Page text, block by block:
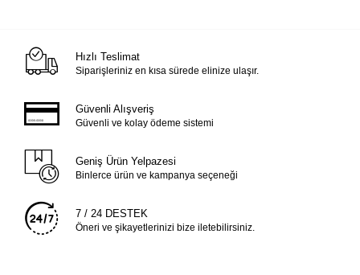
Hızlı Teslimat
Siparişleriniz en kısa sürede elinize ulaşır.
Güvenli Alışveriş
Güvenli ve kolay ödeme sistemi
Geniş Ürün Yelpazesi
Binlerce ürün ve kampanya seçeneği
7 / 24 DESTEK
Öneri ve şikayetlerinizi bize iletebilirsiniz.